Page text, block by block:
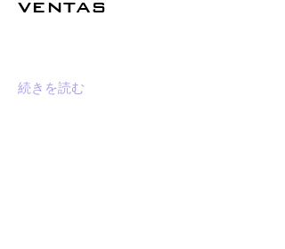
VENTAS
続きを読む